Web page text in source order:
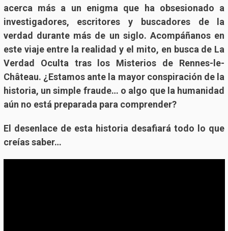
acerca más a un enigma que ha obsesionado a
investigadores, escritores y buscadores de la
verdad durante más de un siglo. Acompáñanos en
este viaje entre la realidad y el mito, en busca de La
Verdad Oculta tras los Misterios de Rennes-le-
Château. ¿Estamos ante la mayor conspiración de la
historia, un simple fraude… o algo que la humanidad
aún no está preparada para comprender?
El desenlace de esta historia desafiará todo lo que
creías saber…